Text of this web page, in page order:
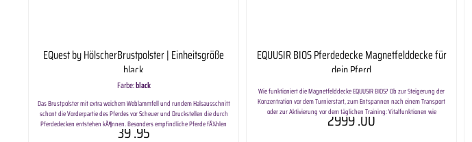
EQuest by HölscherBrustpolster | Einheitsgröße
black
Farbe:black
Das Brustpolster mit extra weichem Weblammfell und rundem Halsausschnitt
schont die Vorderpartie des Pferdes vor Scheuer und Druckstellen die durch
Pferdedecken entstehen kÃ¶nnen. Besonders empfindliche Pferde fÃ¼hlen
sich wohler und profitieren von dem weichen Schutz. Der Klettverschluss an
39.95
EQUUSIR BIOS Pferdedecke Magnetfelddecke für
dein Pferd
Wie funktioniert die Magnetfelddecke EQUUSIR BIOS? Ob zur Steigerung der
Konzentration vor dem Turnierstart, zum Entspannen nach einem Transport
oder zur Aktivierung vor dem täglichen Training: Vitalfunktionen wie
Blutdruck, Muskeltonus und Atmung bestimmen, ob der Körper des Pferdes
2999.00